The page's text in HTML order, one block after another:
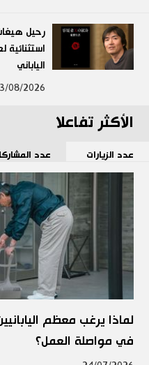
رحيل
استثنائية
الياباني
08/2026
الأكثر تفاعلا
عدد الزيارات عدد
لماذا يرغب معظم
في مواصلة العمل؟